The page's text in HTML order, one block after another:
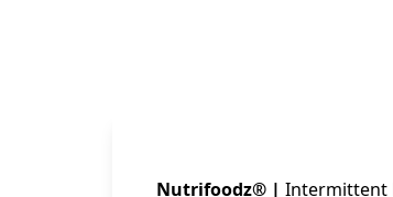
Nutrifoodz® | Intermittent